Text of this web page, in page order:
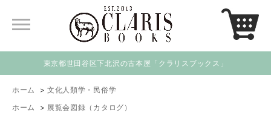
東京都世田谷区下北沢の古本屋「クラリスブックス」
ホーム > 文化人類学・民俗学
ホーム
> 展覧会図録（カタログ）